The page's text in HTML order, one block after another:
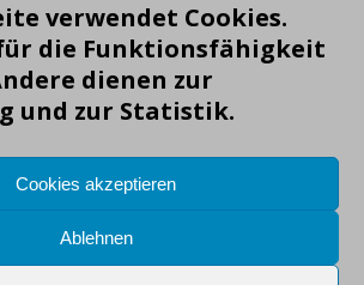
verwendet Cookies.
die Funktionsfähigkeit
dienen zur
und zur Statistik.
Cookies akzeptieren
Ablehnen